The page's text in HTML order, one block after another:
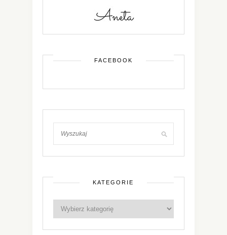
FACEBOOK
KATEGORIE